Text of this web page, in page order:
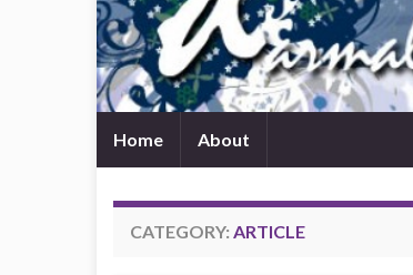
Home About
CATEGORY: ARTICLE